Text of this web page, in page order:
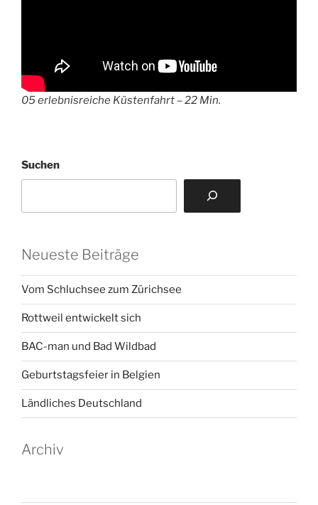
05 erlebnisreiche Küstenfahrt – 22 Min.
Suchen
Neueste Beiträge
Vom Schluchsee zum Zürichsee
Rottweil entwickelt sich
BAC-man und Bad Wildbad
Geburtstagsfeier in Belgien
Ländliches Deutschland
Archiv